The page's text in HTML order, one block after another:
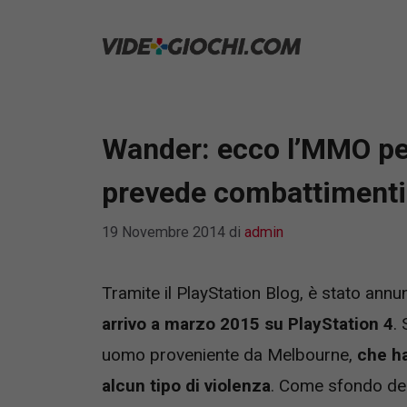
Wander: ecco l’MMO
prevede combattimenti
19 Novembre 2014 di admin
Tramite il PlayStation Blog, è stato
arrivo a marzo 2015 su PlayStation 4.
uomo proveniente da Melbourne, che
alcun tipo di violenza. Come sfondo